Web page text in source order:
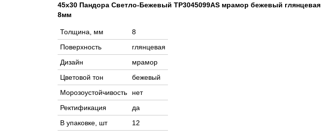
45x30 Пандора Светло-Бежевый TP3045099AS мрамор бежевый глянцевая
8мм
Толщина, мм
8
Поверхность
глянцевая
Дизайн
мрамор
Цветовой тон
бежевый
Морозоустойчивость
нет
Ректификация
да
В упаковке, шт
12